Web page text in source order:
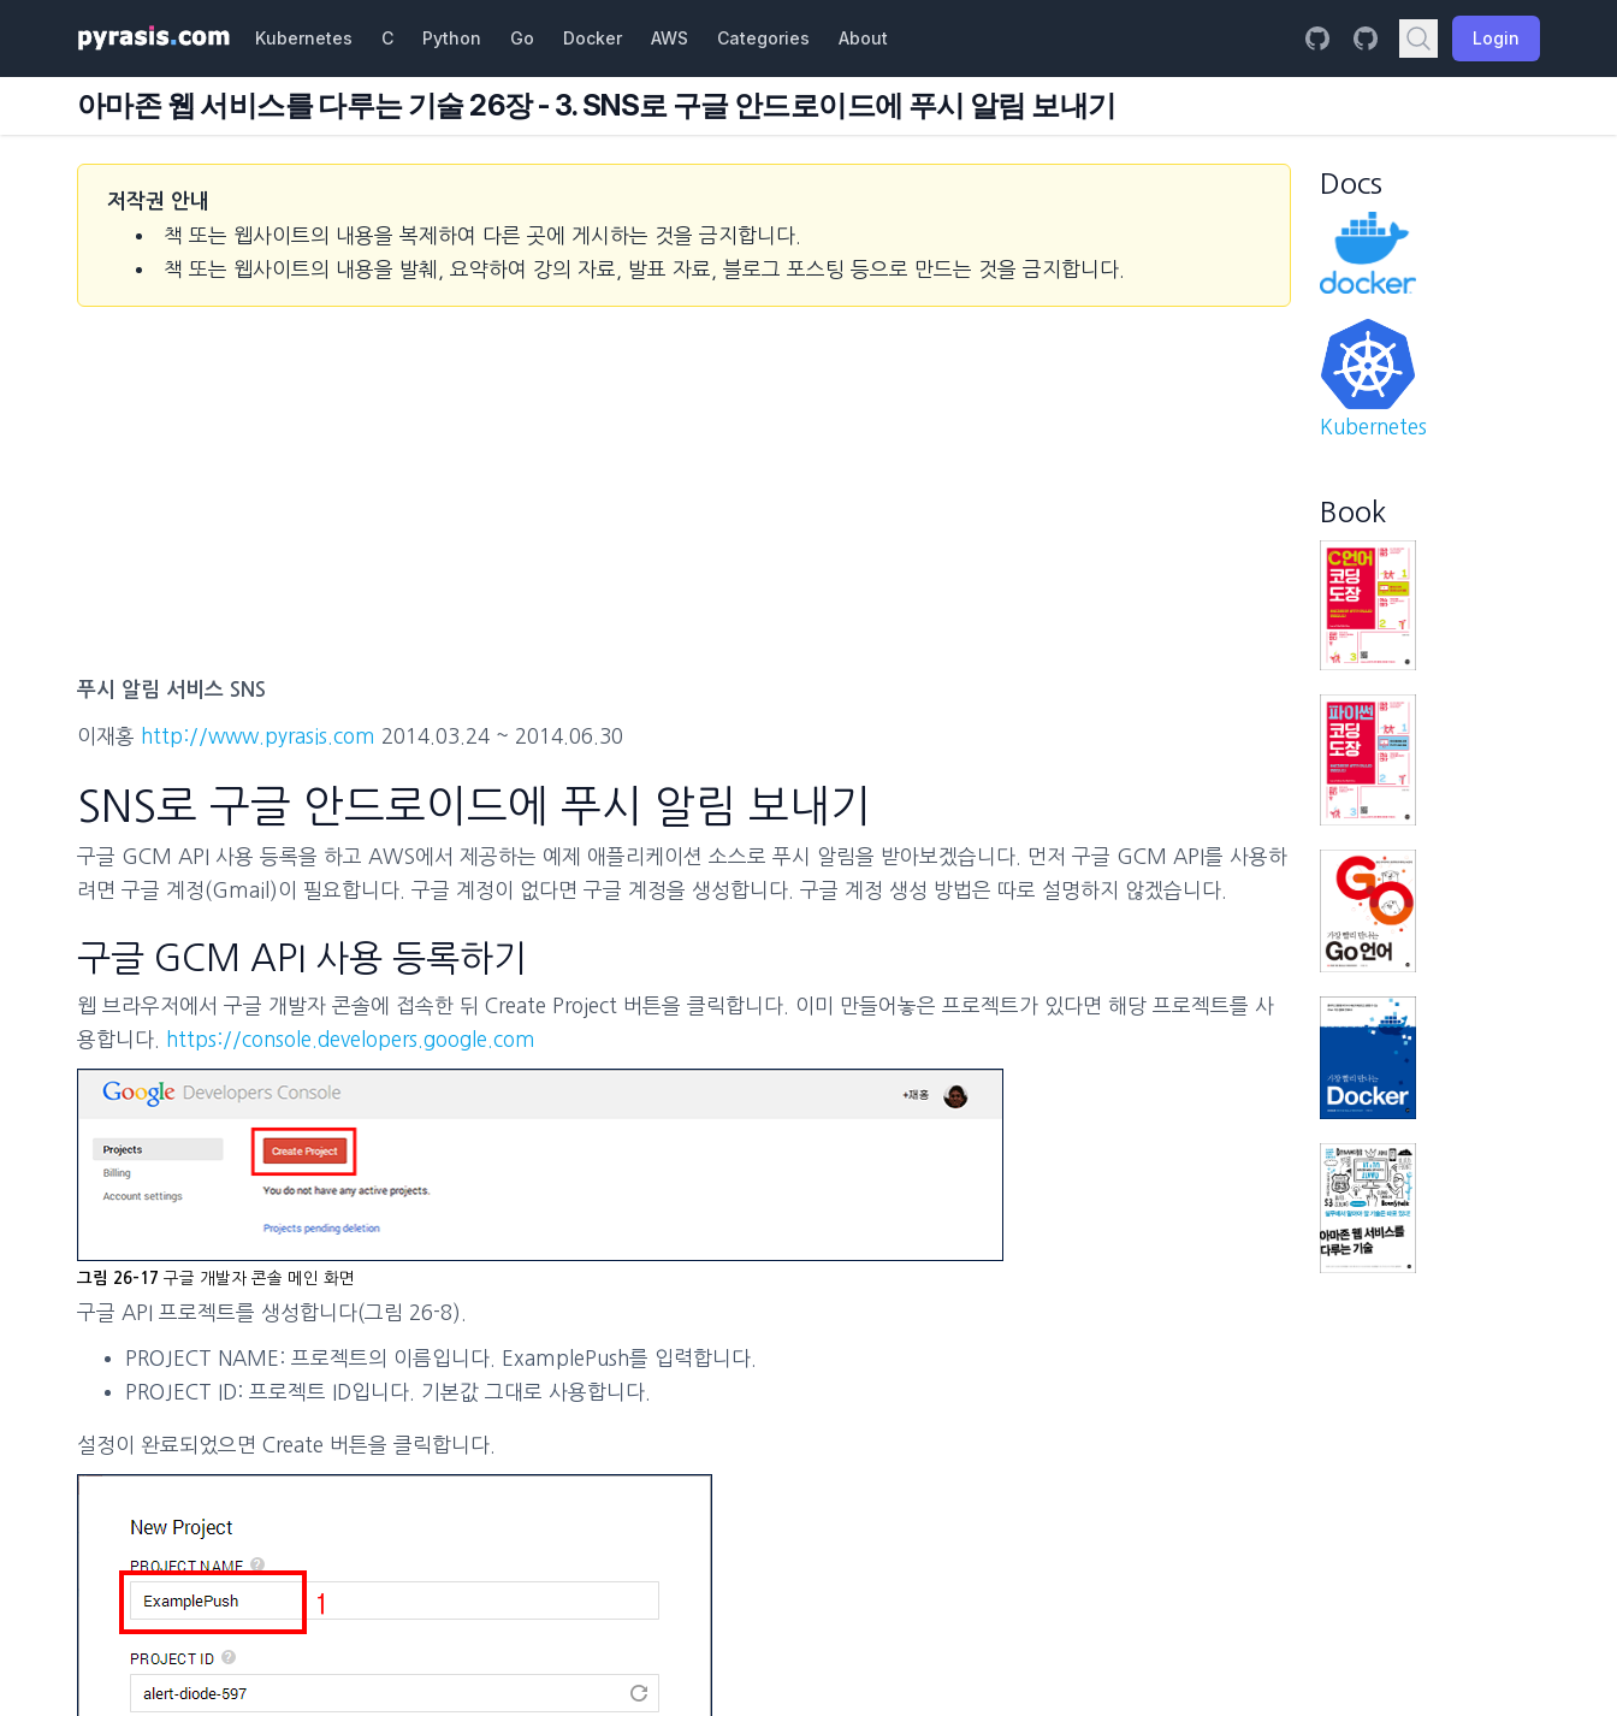
Kubernetes C Python Go Docker AWS Categories About Login
아마존 웹 서비스를 다루는 기술 26장 - 3. SNS로 구글 안드로이드에 푸시 알림 보내기
저작권 안내
책 또는 웹사이트의 내용을 복제하여 다른 곳에 게시하는 것을 금지합니다.
책 또는 웹사이트의 내용을 발췌, 요약하여 강의 자료, 발표 자료, 블로그 포스팅 등으로 만드는 것을 금지합니다.
푸시 알림 서비스 SNS
이재홍 http://www.pyrasis.com 2014.03.24 ~ 2014.06.30
SNS로 구글 안드로이드에 푸시 알림 보내기
구글 GCM API 사용 등록을 하고 AWS에서 제공하는 예제 애플리케이션 소스로 푸시 알림을 받아보겠습니다. 먼저 구글 GCM API를 사용하
려면 구글 계정(Gmail)이 필요합니다. 구글 계정이 없다면 구글 계정을 생성합니다. 구글 계정 생성 방법은 따로 설명하지 않겠습니다.
구글 GCM API 사용 등록하기
웹 브라우저에서 구글 개발자 콘솔에 접속한 뒤 Create Project 버튼을 클릭합니다. 이미 만들어놓은 프로젝트가 있다면 해당 프로젝트를 사
용합니다.
https://console.developers.google.com
그림 26-17 구글 개발자 콘솔 메인 화면
구글 API 프로젝트를 생성합니다(그림 26-8).
PROJECT NAME: 프로젝트의 이름입니다. ExamplePush를 입력합니다.
PROJECT ID: 프로젝트 ID입니다. 기본값 그대로 사용합니다.
설정이 완료되었으면 Create 버튼을 클릭합니다.
Docs
Kubernetes
Book